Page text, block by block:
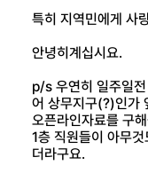
특히 지역민에게 사
안녕히계십시요.
p/s 우연히 일주일
어 상무지구(?)인가
오픈라인자료를 구
1층 직원들이 아무
더라구요.